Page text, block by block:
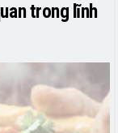
trong lĩnh